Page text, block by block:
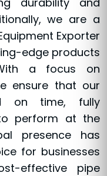
we are a
Exporter
edge products
a focus on
ensure that our
on time, fully
perform at the
presence has
for businesses
effective pipe